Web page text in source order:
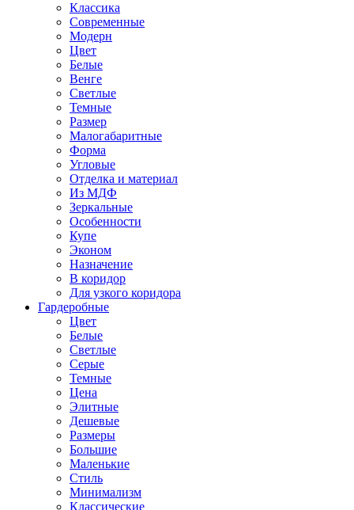
Классика
Современные
Модерн
Цвет
Белые
Венге
Светлые
Темные
Размер
Малогабаритные
Форма
Угловые
Отделка и материал
Из МДФ
Зеркальные
Особенности
Купе
Эконом
Назначение
В коридор
Для узкого коридора
Гардеробные
Цвет
Белые
Светлые
Серые
Темные
Цена
Элитные
Дешевые
Размеры
Большие
Маленькие
Стиль
Минимализм
Классические